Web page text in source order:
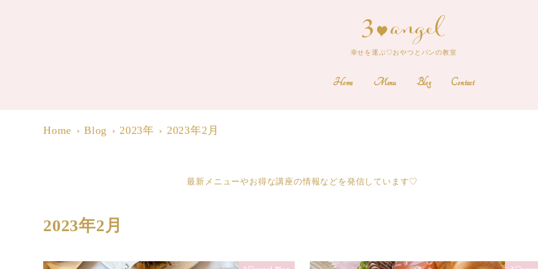
幸せを運ぶ♡おやつとパンの教室
Home Menu Blog Contact
Home Blog 2023年 2023年2月
最新メニューやお得な講座の情報などを発信しています♡
2023年2月